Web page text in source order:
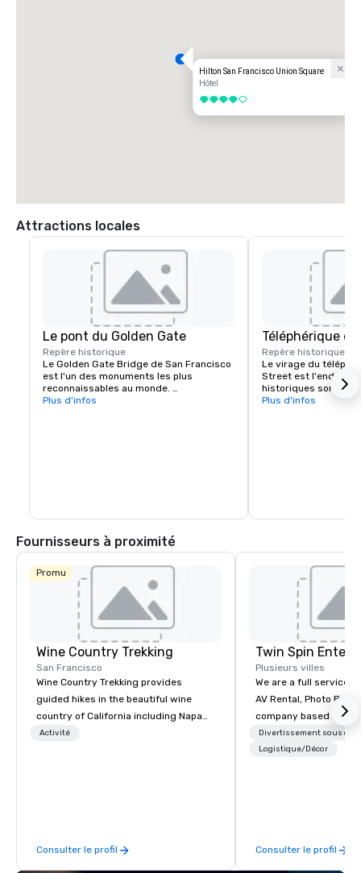
Hilton San Francisco Union Square
Hôtel
4 sur 5
Attractions locales
Le pont du Golden Gate
Repère historique
Le Golden Gate Bridge de San Francisco
est l'un des monuments les plus
reconnaissables au monde.
L'emblématique pont suspendu est
Plus d'infos
Téléphérique
Repère historique
Le virage du
Street est l'endroit
historiques sont
pour changer de
Plus d'infos
Fournisseurs à proximité
Promu
Wine Country Trekking
San Francisco
Wine Country Trekking provides
guided hikes in the beautiful wine
country of California including Napa
and Sonoma Valleys. These
day hikes we provide luxury self-
guided inn-to-in walking vacations
Activité
Consulter le profil
Twin Spin
Plusieurs villes
We are a full service
AV Rental, Photo
company based in the
Bay Area. We specialize in corporate
events and weddings
Divertissement sous
Logistique/Décor
Consulter le profil